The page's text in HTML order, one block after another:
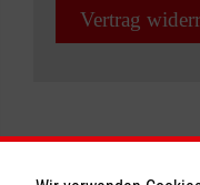
Pflege-Kurs
Vertrag